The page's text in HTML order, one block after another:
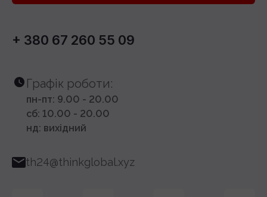
+ 380 67 260 55 09
th24@thinkglobal.xyz
Графік роботи:
пн-пт: 9.00 - 20.00
сб: 10.00 - 20.00
нд: вихідний